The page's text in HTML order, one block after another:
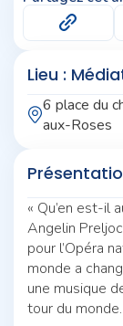
Lieu :
6 place du
aux-Roses
« Qu’en est-il
Angelin
pour l’Opéra
monde a
une musique
tour du monde.